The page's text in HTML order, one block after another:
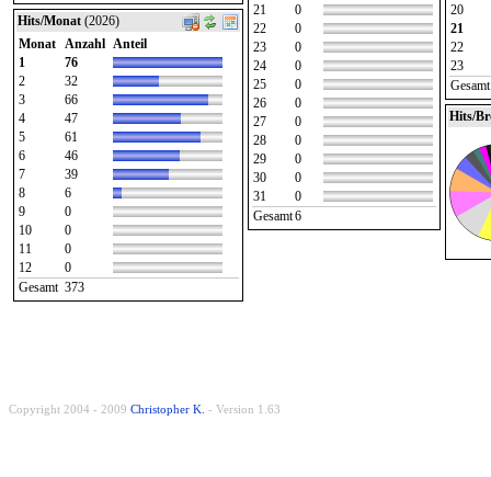
Hits/Monat (2026)
Monat
Anzahl Anteil
1
76
2
32
3
66
4
47
5
61
6
46
7
39
8
6
9
0
10
0
11
0
12
0
Gesamt 373
21
0
22
0
23
0
24
0
25
0
26
0
27
0
28
0
29
0
30
0
31
0
Gesamt6
20
21
22
23
Gesamt
Hits/
Copyright 2004 - 2009 Christopher K. - Version 1.63